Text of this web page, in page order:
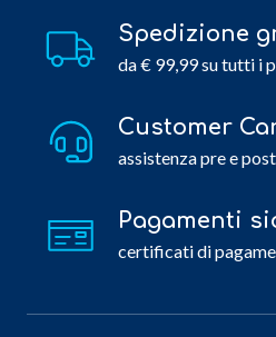
Spedizione
da € 99,99 su tutti i
Customer
assistenza pre e
Pagamenti
certificati di